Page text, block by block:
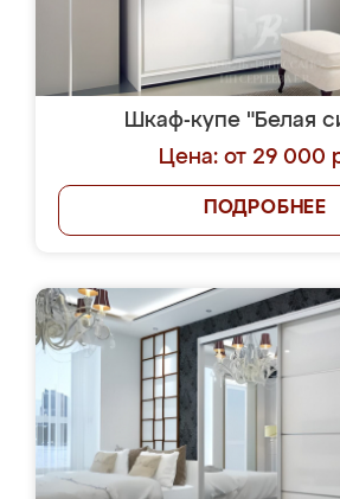
Шкаф-купе "Белая
Цена: от 29 000
ПОДРОБНЕЕ